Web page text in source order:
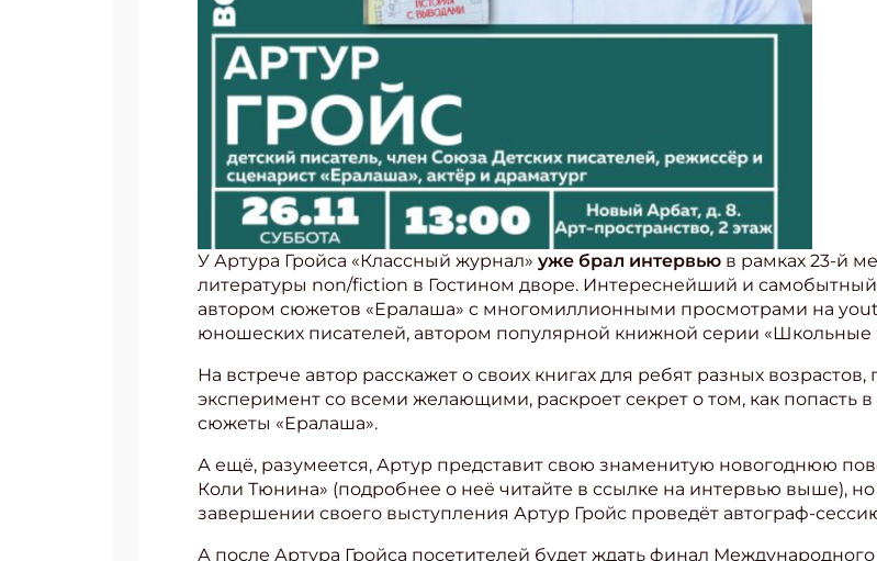
У Артура Гройса «Классный журнал» уже брал интервью в рамках 23-й
литературы non/fiction в Гостином дворе. Интереснейший и самобытный
автором сюжетов «Ералаша» с многомиллионными просмотрами на
юношеских писателей, автором популярной книжной серии «Школьные
На встрече автор расскажет о своих книгах для ребят разных
эксперимент со всеми желающими, раскроет секрет о том, как попасть
сюжеты «Ералаша».
А ещё, разумеется, Артур представит свою знаменитую новогоднюю
Коли Тюнина» (подробнее о неё читайте в ссылке на интервью выше),
завершении своего выступления Артур Гройс проведёт автограф-
А после Артура Гройса посетителей будет ждать финал Международного